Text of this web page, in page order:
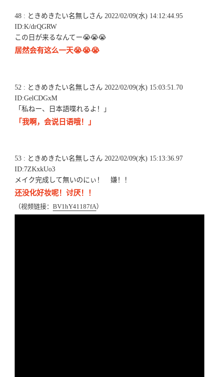
48 : ときめきたい名無しさん 2022/02/09(水) 14:12:44.95
ID:K/drQGRW
この日が来るなんてー😭😭😭
居然会有这么一天😭😭😭
52 : ときめきたい名無しさん 2022/02/09(水) 15:03:51.70
ID:GelCDGxM
「私ねー、日本語喋れるよ！」
「我啊，会说日语哦！」
53 : ときめきたい名無しさん 2022/02/09(水) 15:13:36.97
ID:7ZKxkUo3
メイク完成して無いのにぃ！ 嫌！！
还没化好妆呢！讨厌！！
（视频链接： BV1hY41187fA）